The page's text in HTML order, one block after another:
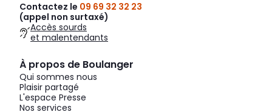
Contactez le 09 69 32 32 23
(appel non surtaxé)
Accès sourds
et malentendants
À propos de Boulanger
Qui sommes nous
Plaisir partagé
L'espace Presse
Nos services